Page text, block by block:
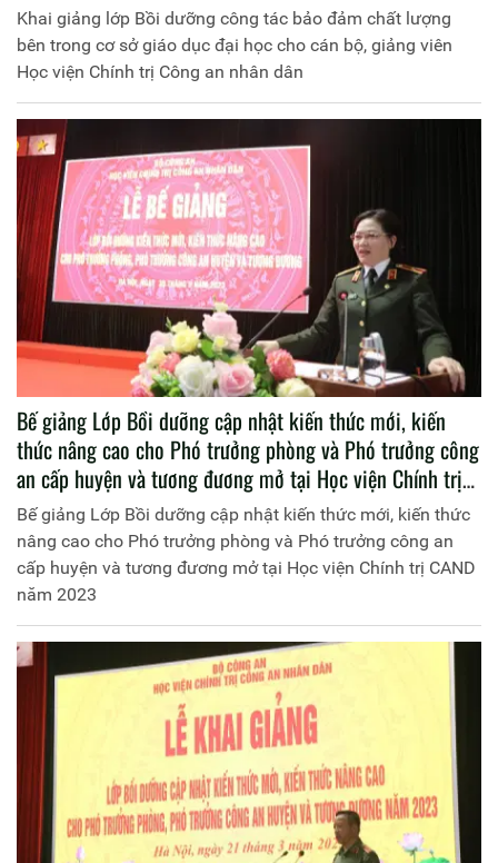
Khai giảng lớp Bồi dưỡng công tác bảo đảm chất lượng
bên trong cơ sở giáo dục đại học cho cán bộ, giảng viên
Học viện Chính trị Công an nhân dân
Bế giảng Lớp Bồi dưỡng cập nhật kiến thức mới, kiến
thức nâng cao cho Phó trưởng phòng và Phó trưởng công
an cấp huyện và tương đương mở tại Học viện Chính trị
CAND năm 2023
Bế giảng Lớp Bồi dưỡng cập nhật kiến thức mới, kiến thức
nâng cao cho Phó trưởng phòng và Phó trưởng công an
cấp huyện và tương đương mở tại Học viện Chính trị CAND
năm 2023